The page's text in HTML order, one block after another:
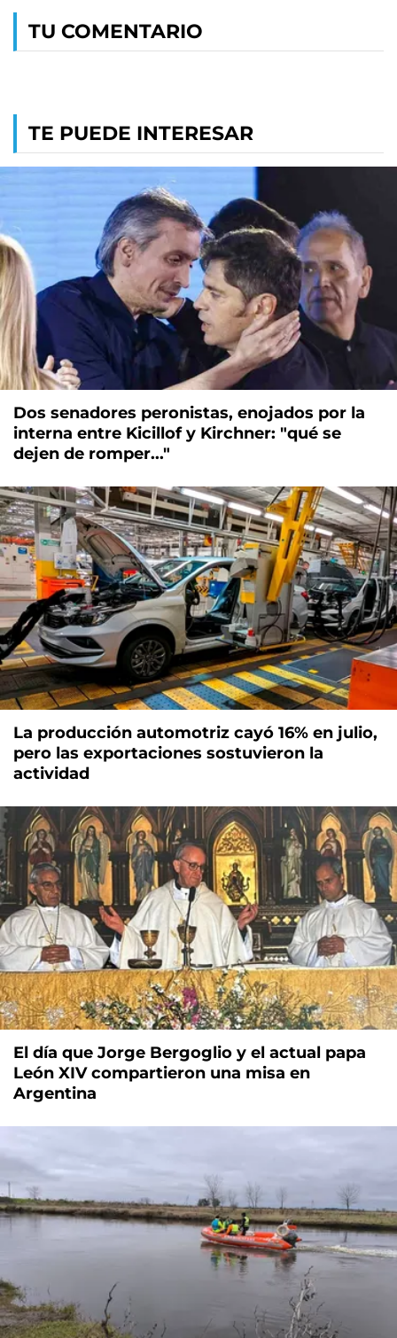
TU COMENTARIO
TE PUEDE INTERESAR
Dos senadores peronistas, enojados por la
interna entre Kicillof y Kirchner: "qué se
dejen de romper..."
La producción automotriz cayó 16% en julio,
pero las exportaciones sostuvieron la
actividad
El día que Jorge Bergoglio y el actual papa
León XIV compartieron una misa en
Argentina